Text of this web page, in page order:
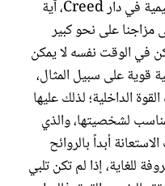
وتقول خبيرة العطور والمديرة الإقليمية في دار Creed، آية
مزاجنا على نحو كبير
في الوقت نفسه لا يمكن
على سبيل المثال،
الداخلية؛ لذلك عليها
لشخصيتها، والذي
أبداً بالروائح
للغاية، إذا لم تكن تلبي